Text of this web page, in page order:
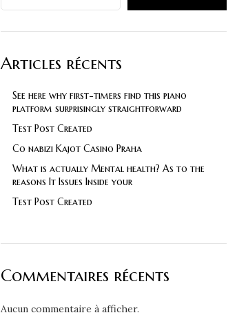
Articles récents
See here why first-timers find this piano
platform surprisingly straightforward
Test Post Created
Co nabizi Kajot Casino Praha
What is actually Mental health? As to the
reasons It Issues Inside your
Test Post Created
Commentaires récents
Aucun commentaire à afficher.